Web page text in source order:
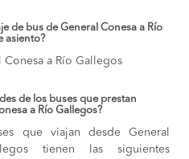
de bus de General Conesa a Río
asiento?
Conesa a Río Gallegos
de los buses que prestan
a Río Gallegos?
que viajan desde General
tienen las siguientes